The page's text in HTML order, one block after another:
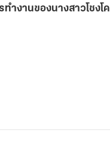
ำงานของนางสาวโชงโค